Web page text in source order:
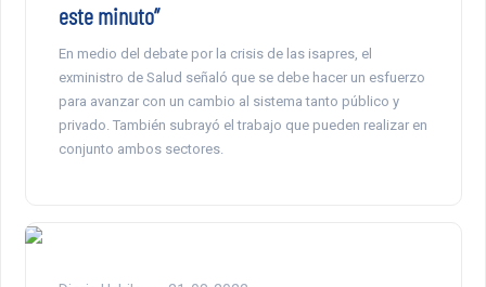
este minuto”
En medio del debate por la crisis de las isapres, el
exministro de Salud señaló que se debe hacer un esfuerzo
para avanzar con un cambio al sistema tanto público y
privado. También subrayó el trabajo que pueden realizar en
conjunto ambos sectores.